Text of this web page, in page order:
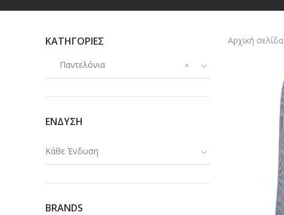
ΚΑΤΗΓΟΡΙΕΣ
×
Παντελόνια
ΕΝΔΥΣΗ
Κάθε Ένδυση
BRANDS
Αρχική σελίδα